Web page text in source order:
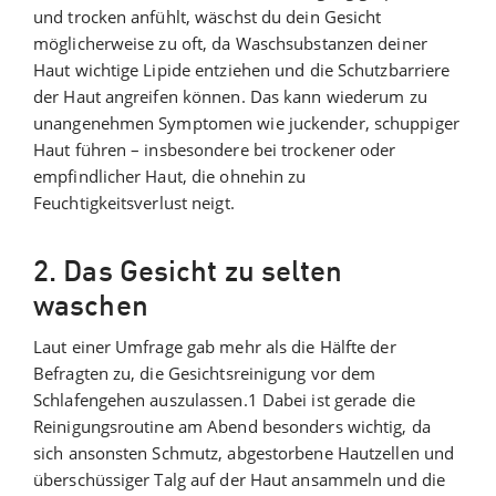
und trocken anfühlt, wäschst du dein Gesicht
möglicherweise zu oft, da Waschsubstanzen deiner
Haut wichtige Lipide entziehen und die Schutzbarriere
der Haut angreifen können. Das kann wiederum zu
unangenehmen Symptomen wie juckender, schuppiger
Haut führen – insbesondere bei trockener oder
empfindlicher Haut, die ohnehin zu
Feuchtigkeitsverlust neigt.
2. Das Gesicht zu selten
waschen
Laut einer Umfrage gab mehr als die Hälfte der
Befragten zu, die Gesichtsreinigung vor dem
Schlafengehen auszulassen.1 Dabei ist gerade die
Reinigungsroutine am Abend besonders wichtig, da
sich ansonsten Schmutz, abgestorbene Hautzellen und
überschüssiger Talg auf der Haut ansammeln und die